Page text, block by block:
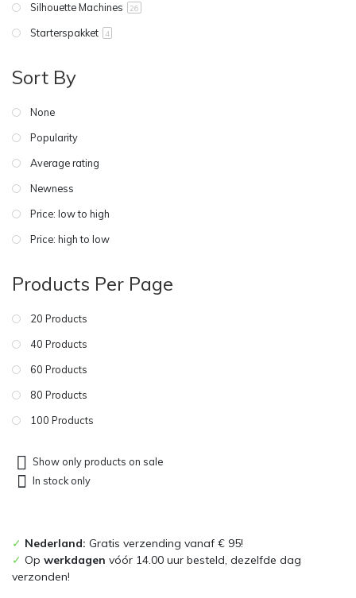
Silhouette Machines 26
Starterspakket 4
Sort By
None
Popularity
Average rating
Newness
Price: low to high
Price: high to low
Products Per Page
20 Products
40 Products
60 Products
80 Products
100 Products
Show only products on sale
In stock only
✓ Nederland: Gratis verzending vanaf € 95!
✓ Op werkdagen vóór 14.00 uur besteld, dezelfde dag
verzonden!